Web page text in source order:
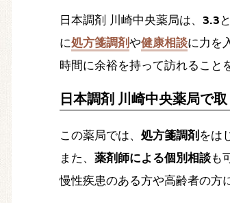
日本調剤 川崎中央薬局は、 3.3
に処方箋調剤や健康相談に力を
時間に余裕を持って訪れること
日本調剤 川崎中央薬局で
この薬局では、 処方箋調剤 をは
また、 薬剤師による個別相談も
慢性疾患のある方や高齢者の方